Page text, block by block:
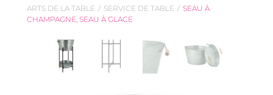
ARTS DE LA TABLE SERVICE DE TABLE
SEAU À
CHAMPAGNE, SEAU À GLACE